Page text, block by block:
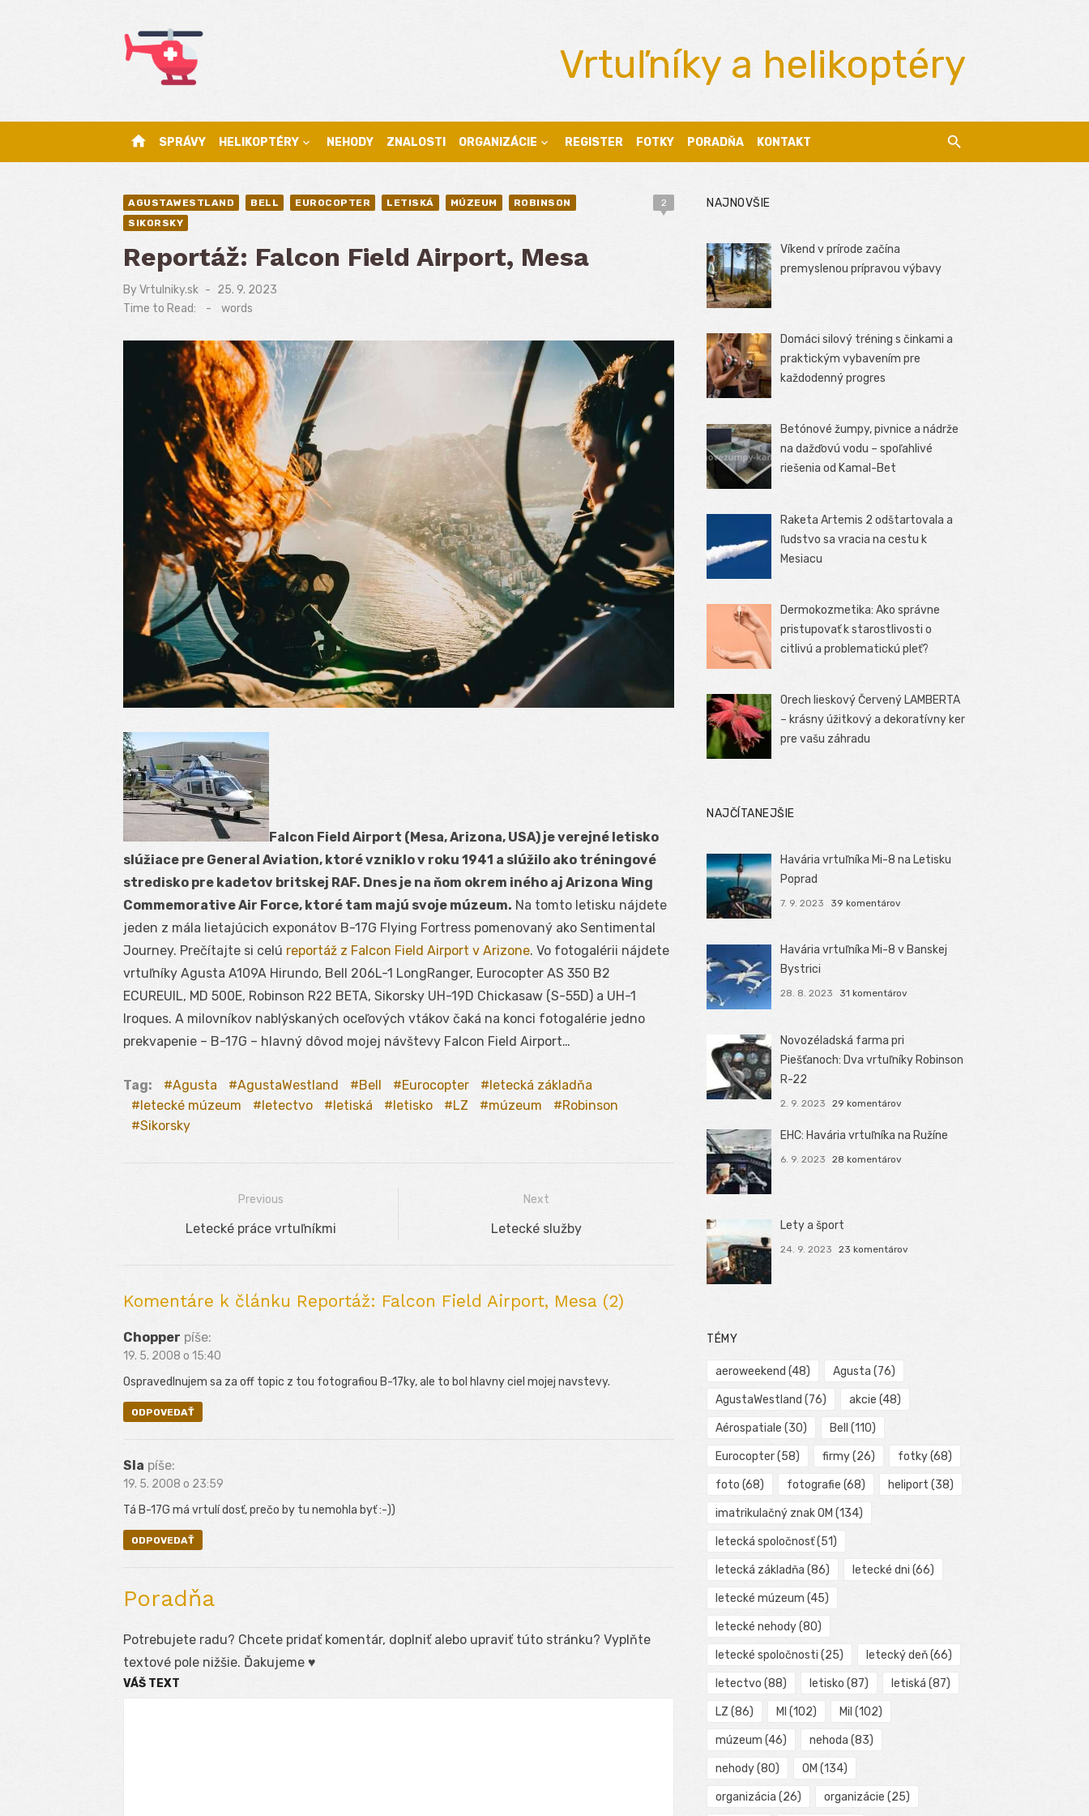
Vrtuľníky a helikoptéry
home SPRÁVY HELIKOPTÉRY NEHODY ZNALOSTI ORGANIZÁCIE REGISTER FOTKY PORADŇA KONTAKT
AGUSTAWESTLAND BELL EUROCOPTER LETISKÁ MÚZEUM
ROBINSON
SIKORSKY
2
Reportáž: Falcon Field Airport, Mesa
ByVrtulniky.sk
Posted
on
25. 9. 2023
Time to Read:
- words
Falcon Field Airport (Mesa, Arizona, USA) je verejné letisko
slúžiace pre General Aviation, ktoré vzniklo v roku 1941 a slúžilo ako tréningové
stredisko pre kadetov britskej RAF. Dnes je na ňom okrem iného aj Arizona Wing
Commemorative Air Force, ktoré tam majú svoje múzeum. Na tomto letisku nájdete
jeden z mála lietajúcich exponátov B-17G Flying Fortress pomenovaný ako Sentimental
Journey. Prečítajte si celú reportáž z Falcon Field Airport v Arizone. Vo fotogalérii nájdete
vrtuľníky Agusta A109A Hirundo, Bell 206L-1 LongRanger, Eurocopter AS 350 B2
ECUREUIL, MD 500E, Robinson R22 BETA, Sikorsky UH-19D Chickasaw (S-55D) a UH-1
Iroques. A milovníkov nablýskaných oceľových vtákov čaká na konci fotogalérie jedno
prekvapenie – B-17G – hlavný dôvod mojej návštevy Falcon Field Airport…
Tag: Agusta AgustaWestland Bell Eurocopter
letecká základňa
letecké múzeum
letectvo letiská letisko LZ múzeum
Robinson
Sikorsky
Navigácia
článku
Previous
Previous
Letecké práce vrtuľníkmi
Next
Next
Letecké služby
Komentáre k článku Reportáž: Falcon Field Airport, Mesa (2)
Chopper píše:
19. 5. 2008 o 15:40
Ospravedlnujem sa za off topic z tou fotografiou B-17ky, ale to bol hlavny ciel mojej navstevy.
ODPOVEDAŤ
Sla píše:
19. 5. 2008 o 23:59
Tá B-17G má vrtulí dosť, prečo by tu nemohla byť :-))
ODPOVEDAŤ
Poradňa
Potrebujete radu? Chcete pridať komentár, doplniť alebo upraviť túto stránku? Vyplňte
textové pole nižšie. Ďakujeme ♥
VÁŠ TEXT
NAJNOVŠIE
Víkend v prírode začína
premyslenou prípravou výbavy
Domáci silový tréning s činkami a
praktickým vybavením pre
každodenný progres
Betónové žumpy, pivnice a nádrže
na dažďovú vodu – spoľahlivé
riešenia od Kamal-Bet
Raketa Artemis 2 odštartovala a
ľudstvo sa vracia na cestu k
Mesiacu
Dermokozmetika: Ako správne
pristupovať k starostlivosti o
citlivú a problematickú pleť?
Orech lieskový Červený LAMBERTA
– krásny úžitkový a dekoratívny ker
pre vašu záhradu
NAJČÍTANEJŠIE
Havária vrtuľníka Mi-8 na Letisku
Poprad
7. 9. 2023 39 komentárov
Havária vrtuľníka Mi-8 v Banskej
Bystrici
28. 8. 2023 31 komentárov
Novozéladská farma pri
Piešťanoch: Dva vrtuľníky Robinson
R-22
2. 9. 2023 29 komentárov
EHC: Havária vrtuľníka na Ružíne
6. 9. 2023 28 komentárov
Lety a šport
24. 9. 2023 23 komentárov
TÉMY
aeroweekend (48) Agusta (76)
AgustaWestland (76) akcie (48)
Aérospatiale (30) Bell (110)
Eurocopter(58) firmy(26) fotky(68)
foto (68) fotografie (68) heliport (38)
imatrikulačný znak OM (134)
letecká spoločnosť(51)
letecká základňa (86) letecké dni (66)
letecké múzeum (45)
letecké nehody(80)
letecké spoločnosti (25) letecký deň(66)
letectvo (88) letisko (87) letiská (87)
LZ (86) MI (102) Mil (102)
múzeum (46) nehoda (83)
nehody(80) OM (134)
organizácia (26) organizácie (25)